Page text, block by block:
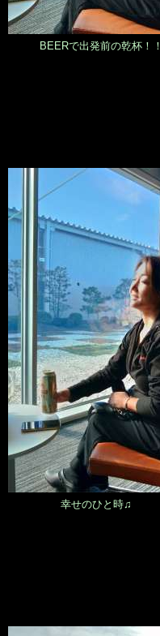
BEERで出発前の乾杯！！
幸せのひと時♫